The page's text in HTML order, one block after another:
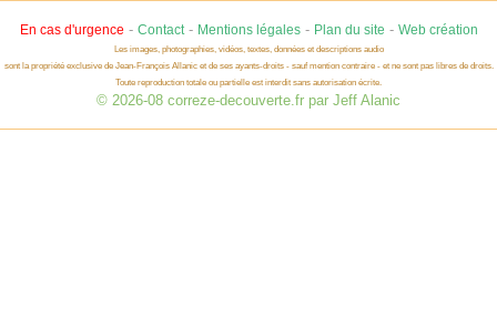
En cas d'urgence - Contact- Mentions légales- Plan du site - Web création
Les images, photographies, vidéos, textes, données et descriptions audio
sont la propriété exclusive de Jean-François Allanic et de ses ayants-droits - sauf mention contraire - et ne sont pas libres de droits.
Toute reproduction totale ou partielle est interdit sans autorisation écrite.
© 2026-08 correze-decouverte.fr par Jeff Alanic